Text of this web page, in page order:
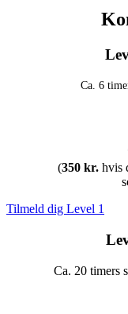
Ca. 6
(350 kr. hvis
Tilmeld dig Level 1
Ca. 20 timers